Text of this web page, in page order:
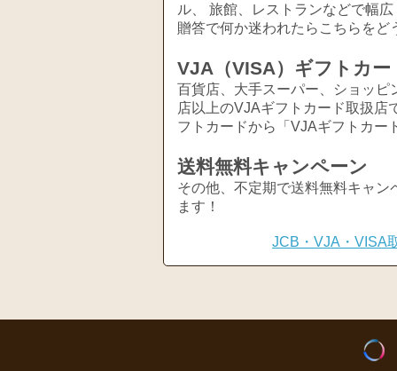
ル、 旅館、レストランなどで幅
贈答で何か迷われたらこちらをど
VJA（VISA）ギフトカー
百貨店、大手スーパー、ショッ
店以上のVJAギフトカード取扱店
フトカードから「VJAギフトカー
送料無料キャンペーン
その他、不定期で送料無料キャ
ます！
JCB・VJA・VISA